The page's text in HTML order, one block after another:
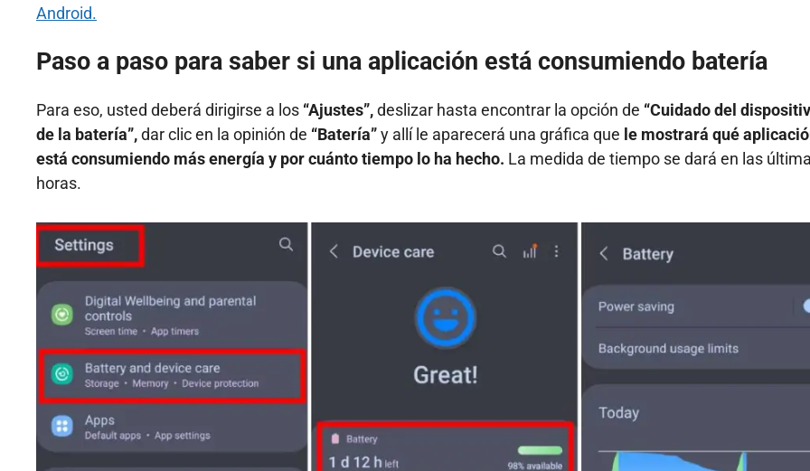
Android.
Paso a paso para saber si una aplicación está consumiendo batería
Para eso, usted deberá dirigirse a los “Ajustes”,deslizar hasta encontrar la opción de “Cuidado del
de la batería”,dar clic en la opinión de “Batería”y allí le aparecerá una gráfica que le mostrará qué
está consumiendo más energía y por cuánto tiempo lo ha hecho. La medida de tiempo se dará en las
horas.